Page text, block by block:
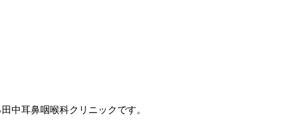
中耳鼻咽喉科クリニックです。